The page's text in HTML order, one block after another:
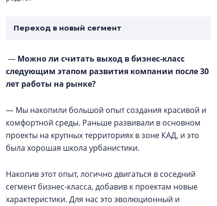
Переход в новый сегмент
— Можно ли считать выход в бизнес-класс
следующим этапом развития компании после 30
лет работы на рынке?
— Мы накопили большой опыт создания красивой и
комфортной среды. Раньше развивали в основном
проекты на крупных территориях в зоне КАД, и это
была хорошая школа урбанистики.
Накопив этот опыт, логично двигаться в соседний
сегмент бизнес-класса, добавив к проектам новые
характеристики. Для нас это эволюционный и